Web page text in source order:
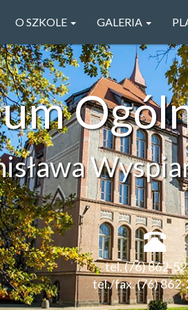
O SZKOLE GALERIA
tel. (76) 862-
tel./fax. (76)